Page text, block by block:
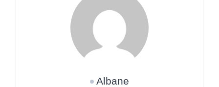
Albane